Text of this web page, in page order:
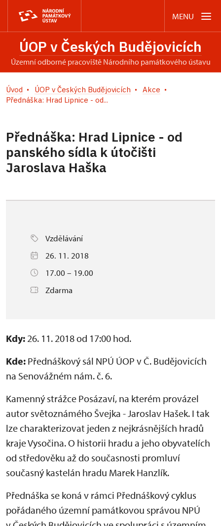
MENU
ÚOP v Českých Budějovicích
územní odborné pracoviště Národního památkového ústavu
Úvod ÚOP v Českých Budějovicích
Akce
Přednáška: Hrad Lipnice - od...
Přednáška: Hrad Lipnice - od
panského sídla k útočišti
Jaroslava Haška
Vzdělávání
26. 11. 2018
17.00 – 19.00
Zdarma
Kdy: 26. 11. 2018 od 17:00 hod.
Kde: Přednáškový sál NPÚ ÚOP v Č. Budějovicích
na Senovážném nám. č. 6.
Kamenný strážce Posázaví, na kterém provázel
autor světoznámého Švejka - Jaroslav Hašek. I tak
lze charakterizovat jeden z nejkrásnějších hradů
kraje Vysočina. O historii hradu a jeho obyvatelích
od středověku až do současnosti promluví
současný kastelán hradu Marek Hanzlík.
Přednáška se koná v rámci Přednáškový cyklus
pořádaného územní památkovou správou NPÚ